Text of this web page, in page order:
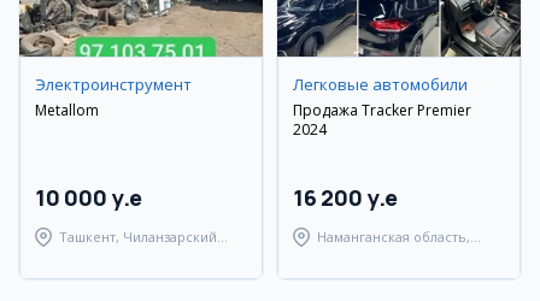
Электроинструмент
Metallom
10 000 y.e
Ташкент, Чиланзарский
Легковые автомобили
Продажа Tracker Premier
2024
16 200 y.e
Наманганская область,